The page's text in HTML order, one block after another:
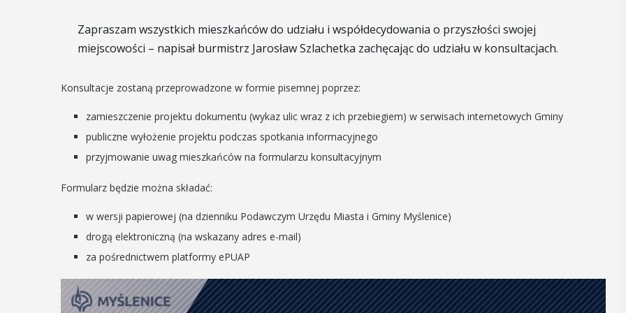
Zapraszam wszystkich mieszkańców do udziału i współdecydowania o przyszłości swojej
miejscowości – napisał burmistrz Jarosław Szlachetka zachęcając do udziału w konsultacjach.
Konsultacje zostaną przeprowadzone w formie pisemnej poprzez:
zamieszczenie projektu dokumentu (wykaz ulic wraz z ich przebiegiem) w serwisach internetowych Gminy
publiczne wyłożenie projektu podczas spotkania informacyjnego
przyjmowanie uwag mieszkańców na formularzu konsultacyjnym
Formularz będzie można składać:
w wersji papierowej (na dzienniku Podawczym Urzędu Miasta i Gminy Myślenice)
drogą elektroniczną (na wskazany adres e-mail)
za pośrednictwem platformy ePUAP
z
Międzynarodowe
Spotkania z Folklorem
festiwalu jest Gmina
wspierana przez Myślenicki
29
SIERPIEŃ
V Turniej
Myślimira.
Mieszczanie i
rzemieślnicy
W ostatni weekend wakacji, czyli 29-30
piąta edycja Turnieju Myślimira.
Wydarzenie organizowane przez
Muzeum Niepodległości w Myślenicach
06 MAJ
Promocja XXVII
małe ojczyny”
odbędzie się promocja XXVII tomu
rocznika "Małopolska. Regiony -